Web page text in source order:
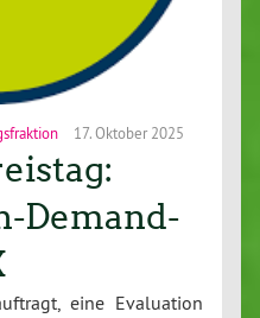
17. Oktober 2025
Demand-
eine Eva­lua­ti­on